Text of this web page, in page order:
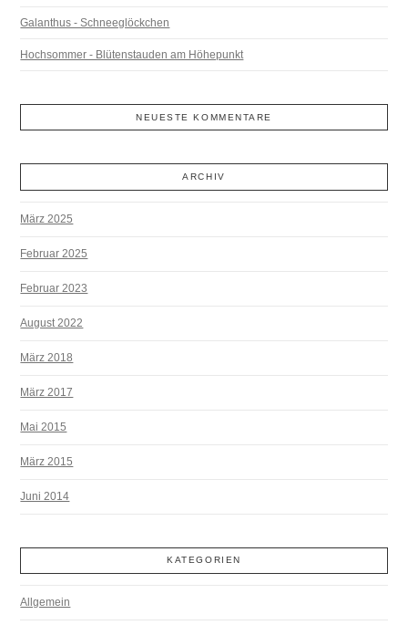
Galanthus - Schneeglöckchen
Hochsommer - Blütenstauden am Höhepunkt
NEUESTE KOMMENTARE
ARCHIV
März 2025
Februar 2025
Februar 2023
August 2022
März 2018
März 2017
Mai 2015
März 2015
Juni 2014
KATEGORIEN
Allgemein